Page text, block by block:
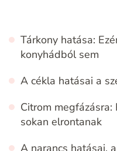
Tárkony hatása:
konyhádból sem
A cékla hatásai a
Citrom
sokan elrontanak
A narancs hatásai,